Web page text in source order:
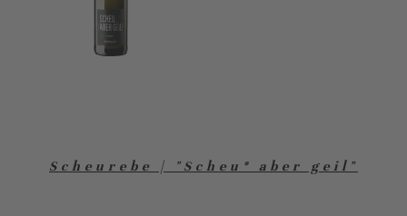
Scheurebe | "Scheu* aber geil"